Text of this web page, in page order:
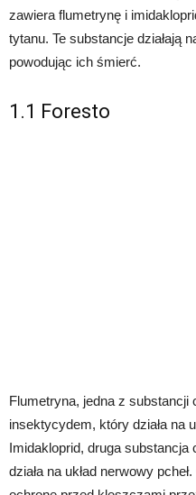
zawiera flumetrynę i
tytanu. Te substancje działają
powodując ich śmierć.
1.1 Foresto
Flumetryna, jedna z
insektycydem, który działa na
Imidakloprid, druga
działa na układ nerwowy